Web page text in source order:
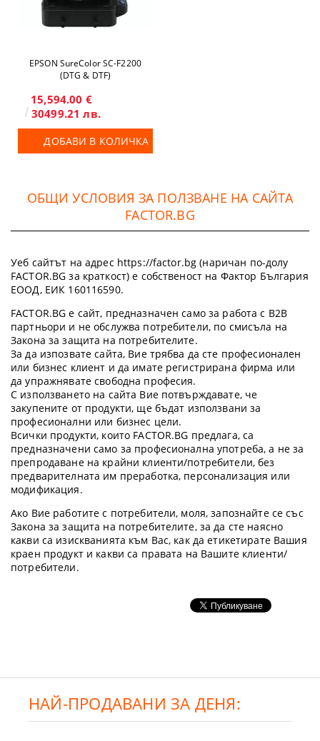
EPSON SureColor SC-F2200
(DTG & DTF)
15,594.00 €
30499.21 лв.
ДОБАВИ В КОЛИЧКА
ОБЩИ УСЛОВИЯ ЗА ПОЛЗВАНЕ НА САЙТА
FACTOR.BG
Уеб сайтът на адрес https://factor.bg (наричан по-долу
FACTOR.BG за краткост) е собственост на Фактор България
ЕООД, ЕИК 160116590.
FACTOR.BG е сайт, предназначен само за работа с B2B
партньори и не обслужва потребители, по смисъла на
Закона за защита на потребителите.
За да изпозвате сайта, Вие трябва да сте професионален
или бизнес клиент и да имате регистрирана фирма или
да упражнявате свободна професия.
С използването на сайта Вие потвърждавате, че
закупените от продукти, ще бъдат използвани за
професионални или бизнес цели.
Всички продукти, които FACTOR.BG предлага, са
предназначени само за професионална употреба, а не за
препродаване на крайни клиенти/потребители, без
предварителната им преработка, персонализация или
модификация.
Ако Вие работите с потребители, моля, запознайте се със
Закона за защита на потребителите, за да сте наясно
какви са изискванията към Вас, как да етикетирате Вашия
краен продукт и какви са правата на Вашите клиенти/
потребители.
НАЙ-ПРОДАВАНИ ЗА ДЕНЯ: